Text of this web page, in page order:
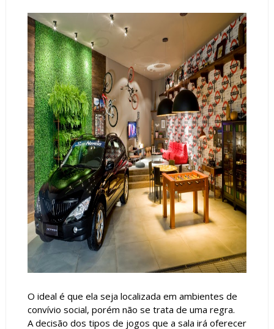
O ideal é que ela seja localizada em ambientes de
convívio social, porém não se trata de uma regra.
A decisão dos tipos de jogos que a sala irá oferecer